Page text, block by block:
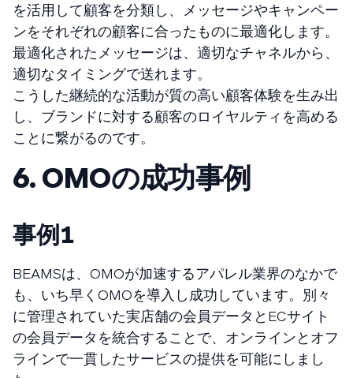
を活用して顧客を分類し、メッセージやキャンペー
ンをそれぞれの顧客に合ったものに最適化します。
最適化されたメッセージは、適切なチャネルから、
適切なタイミングで送れます。
こうした継続的な活動が質の高い顧客体験を生み出
し、ブランドに対する顧客のロイヤルティを高める
ことに繋がるのです。
6. OMOの成功事例
事例１
BEAMSは、OMOが加速するアパレル業界のなかで
も、いち早くOMOを導入し成功しています。別々
に管理されていた実店舗の会員データとECサイト
の会員データを統合することで、オンラインとオフ
ラインで一貫したサービスの提供を可能にしまし